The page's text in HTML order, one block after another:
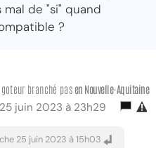
mal de "si" quand
?
branché pas en Nouvelle-Aquitaine
juin 2023 à 23h29
25 juin 2023 à 15h03